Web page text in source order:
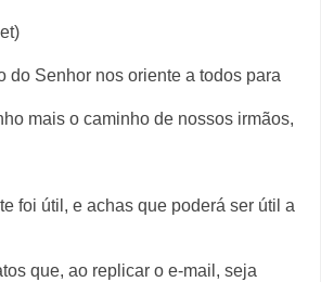
do Senhor nos oriente a todos para
mais o caminho de nossos irmãos,
foi útil, e achas que poderá ser útil a
que, ao replicar o e-mail, seja